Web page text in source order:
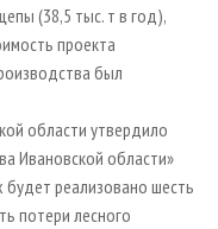
(38,5 тыс. т в год),
проекта
был
области утвердило
Ивановской области»
будет реализовано шесть
потери лесного